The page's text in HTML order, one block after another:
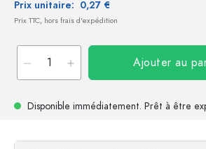
Prix unitaire: 0,27 €
Prix TTC, hors frais d'expédition
Ajouter au
Disponible immédiatement. Prêt à être